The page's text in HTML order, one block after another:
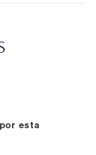
esta